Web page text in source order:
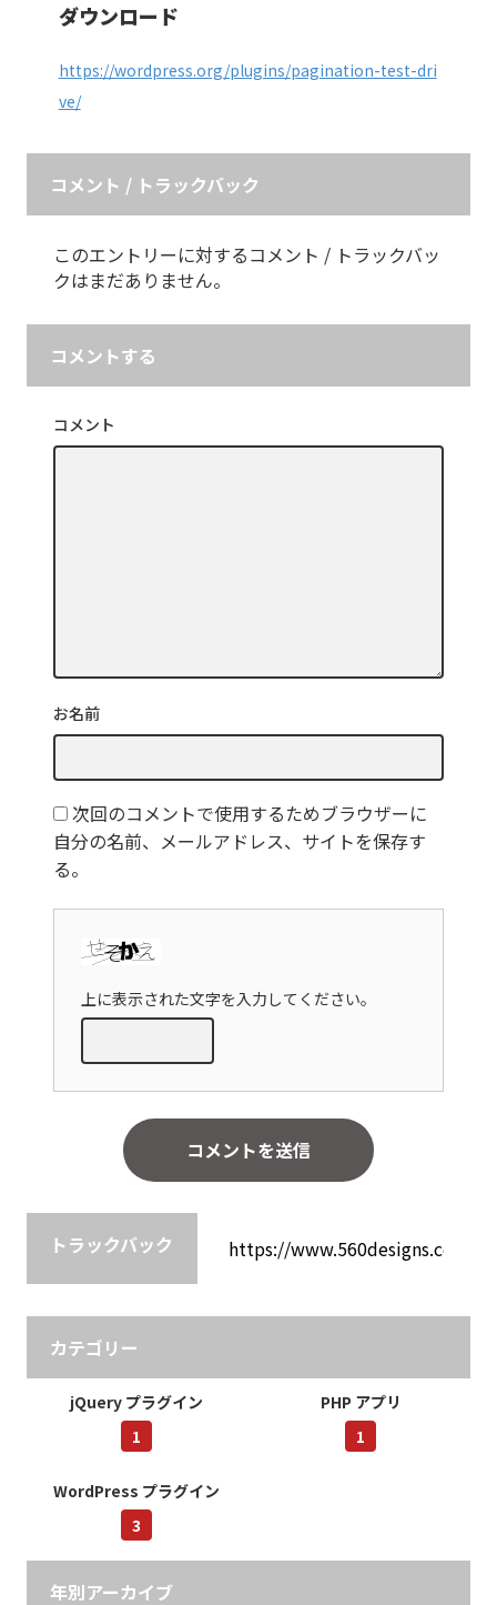
ダウンロード
https://wordpress.org/plugins/pagination-test-dri
ve/
コメント / トラックバック
このエントリーに対するコメント / トラックバッ
クはまだありません。
コメントする
コメント
お名前
次回のコメントで使用するためブラウザーに
自分の名前、メールアドレス、サイトを保存す
る。
上に表示された文字を入力してください。
トラックバック
カテゴリー
jQuery プラグイン
1
PHP アプリ
1
WordPress プラグイン
3
年別アーカイブ